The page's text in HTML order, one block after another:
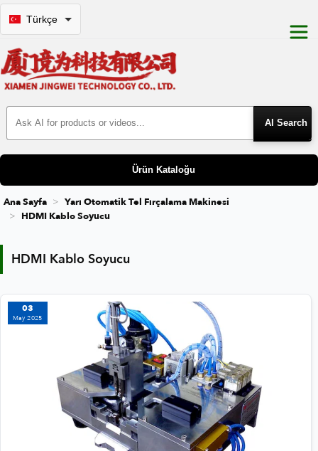
Türkçe
Search Products
Ürün Kataloğu
Ana Sayfa
Yarı Otomatik Tel Fırçalama Makinesi
HDMI Kablo Soyucu
HDMI Kablo Soyucu
03
May 2025